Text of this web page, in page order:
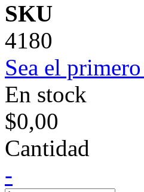
SKU
4180
Sea el
En stock
$0,00
Cantidad
-